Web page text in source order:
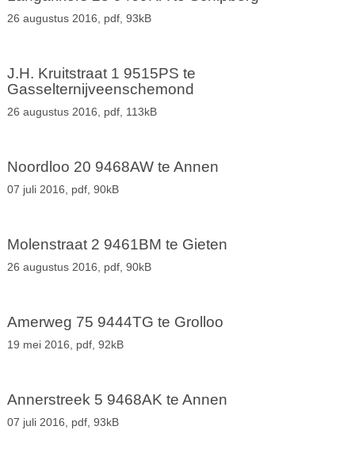
26 augustus 2016, pdf, 93kB
J.H. Kruitstraat 1 9515PS te
Gasselternijveenschemond
26 augustus 2016, pdf, 113kB
Noordloo 20 9468AW te Annen
07 juli 2016, pdf, 90kB
Molenstraat 2 9461BM te Gieten
26 augustus 2016, pdf, 90kB
Amerweg 75 9444TG te Grolloo
19 mei 2016, pdf, 92kB
Annerstreek 5 9468AK te Annen
07 juli 2016, pdf, 93kB